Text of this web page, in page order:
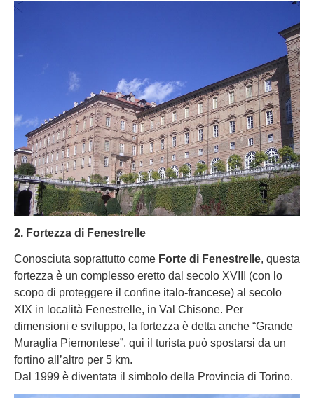
2. Fortezza di Fenestrelle
Conosciuta soprattutto come Forte di Fenestrelle, questa
fortezza è un complesso eretto dal secolo XVIII (con lo
scopo di proteggere il confine italo-francese) al secolo
XIX in località Fenestrelle, in Val Chisone. Per
dimensioni e sviluppo, la fortezza è detta anche “Grande
Muraglia Piemontese”, qui il turista può spostarsi da un
fortino all’altro per 5 km.
Dal 1999 è diventata il simbolo della Provincia di Torino.